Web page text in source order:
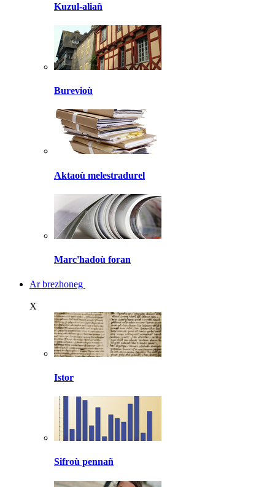
Kuzul-aliañ
Burevioù
Aktaoù melestradurel
Marc'hadoù foran
Ar brezhoneg
X
Istor
Sifroù pennañ